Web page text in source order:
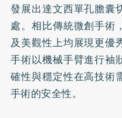
發展出達文西單孔膽囊
處。相比傳統微創手術
及美觀性上均展現更優
手術以機械手臂進行袖
確性與穩定性在高技術
手術的安全性。